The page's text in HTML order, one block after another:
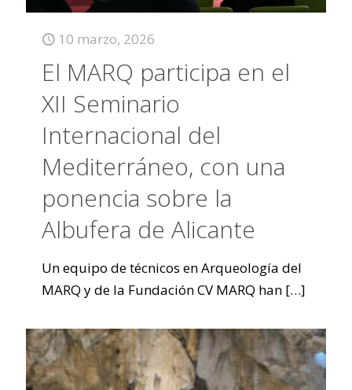
10 marzo, 2026
El MARQ participa en el
XII Seminario
Internacional del
Mediterráneo, con una
ponencia sobre la
Albufera de Alicante
Un equipo de técnicos en Arqueología del
MARQ y de la Fundación CV MARQ han […]